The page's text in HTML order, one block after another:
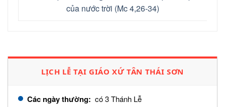
của nước trời (Mc 4,26-34)
LỊCH LỄ TẠI GIÁO XỨ TÂN THÁI SƠN
Các ngày thường: có 3 Thánh Lễ